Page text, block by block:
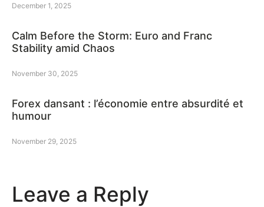
December 1, 2025
Calm Before the Storm: Euro and Franc
Stability amid Chaos
November 30, 2025
Forex dansant : l’économie entre absurdité et
humour
November 29, 2025
Leave a Reply